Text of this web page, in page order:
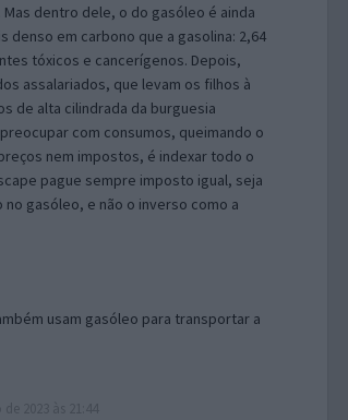
dentro dele, o do gasóleo é ainda
denso em carbono que a gasolina: 2,64
tóxicos e cancerígenos. Depois,
assalariados, que levam os filhos à
de alta cilindrada da burguesia
com consumos, queimando o
nem impostos, é indexar todo o
pague sempre imposto igual, seja
gasóleo, e não o inverso como a
usam gasóleo para transportar a